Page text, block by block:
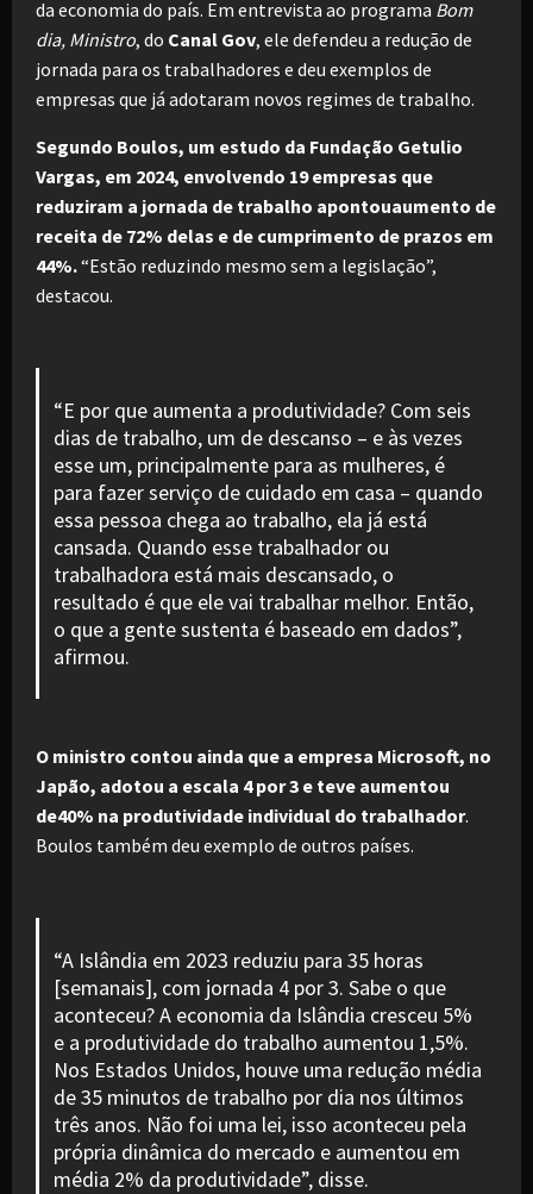
da economia do país. Em entrevista ao programa Bom
dia, Ministro, do Canal Gov, ele defendeu a redução de
jornada para os trabalhadores e deu exemplos de
empresas que já adotaram novos regimes de trabalho.
Segundo Boulos, um estudo da Fundação Getulio
Vargas, em 2024, envolvendo 19 empresas que
reduziram a jornada de trabalho apontouaumento de
receita de 72% delas e de cumprimento de prazos em
44%.“Estão reduzindo mesmo sem a legislação”,
destacou.
“E por que aumenta a produtividade? Com seis
dias de trabalho, um de descanso – e às vezes
esse um, principalmente para as mulheres, é
para fazer serviço de cuidado em casa – quando
essa pessoa chega ao trabalho, ela já está
cansada. Quando esse trabalhador ou
trabalhadora está mais descansado, o
resultado é que ele vai trabalhar melhor. Então,
o que a gente sustenta é baseado em dados”,
afirmou.
O ministro contou ainda que a empresa Microsoft, no
Japão, adotou a escala 4 por 3 e teve aumentou
de40% na produtividade individual do trabalhador.
Boulos também deu exemplo de outros países.
“A Islândia em 2023 reduziu para 35 horas
[semanais], com jornada 4 por 3. Sabe o que
aconteceu? A economia da Islândia cresceu 5%
e a produtividade do trabalho aumentou 1,5%.
Nos Estados Unidos, houve uma redução média
de 35 minutos de trabalho por dia nos últimos
três anos. Não foi uma lei, isso aconteceu pela
própria dinâmica do mercado e aumentou em
média 2% da produtividade”, disse.